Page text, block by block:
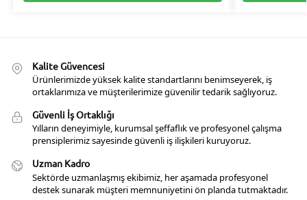
Kalite Güvencesi
Ürünlerimizde yüksek kalite standartlarını benimseyerek, iş
ortaklarımıza ve müşterilerimize güvenilir tedarik sağlıyoruz.
Güvenli İş Ortaklığı
Yılların deneyimiyle, kurumsal şeffaflık ve profesyonel çalışma
prensiplerimiz sayesinde güvenli iş ilişkileri kuruyoruz.
Uzman Kadro
Sektörde uzmanlaşmış ekibimiz, her aşamada profesyonel
destek sunarak müşteri memnuniyetini ön planda tutmaktadır.